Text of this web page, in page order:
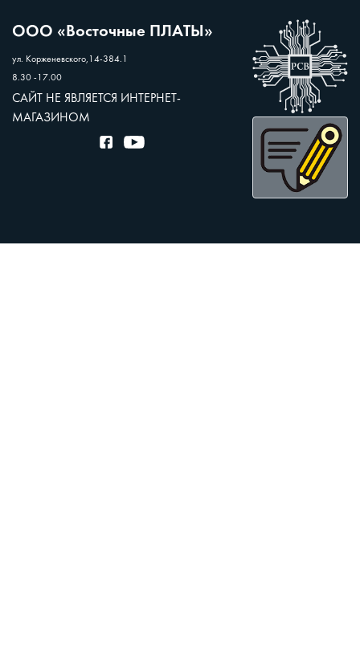
ООО «Восточные ПЛАТЫ»
ул. Корженевского,14-384.1
8.30 -17.00
САЙТ НЕ ЯВЛЯЕТСЯ ИНТЕРНЕТ-
МАГАЗИНОМ